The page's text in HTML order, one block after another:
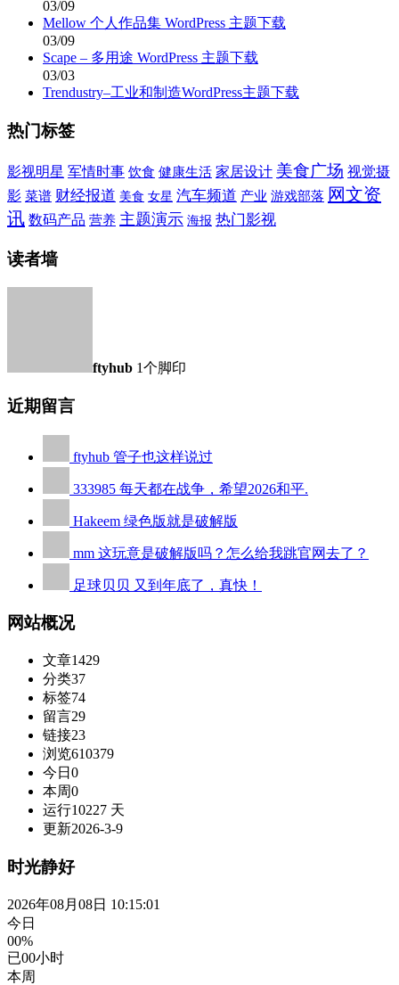
03/09
Mellow 个人作品集 WordPress 主题下载
03/09
Scape – 多用途 WordPress 主题下载
03/03
Trendustry–工业和制造WordPress主题下载
热门标签
影视明星 军情时事 饮食 健康生活 家居设计 美食广场 视觉摄
影 菜谱 财经报道 美食 女星 汽车频道 产业 游戏部落 网文资
讯 数码产品 营养 主题演示 海报 热门影视
读者墙
ftyhub 1个脚印
近期留言
ftyhub 管子也这样说过
333985 每天都在战争，希望2026和平.
Hakeem 绿色版就是破解版
mm 这玩意是破解版吗？怎么给我跳官网去了？
足球贝贝 又到年底了，真快！
网站概况
文章1429
分类37
标签74
留言29
链接23
浏览610379
今日 0
本周0
运行10227 天
更新2026-3-9
时光静好
2026年08月08日 10:15:01
今日
00%
已00小时
本周